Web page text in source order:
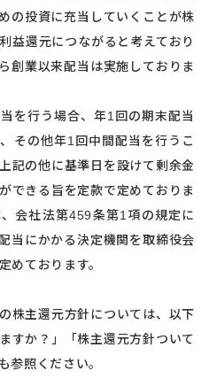
の投資に充当していくことが株
益還元につながると考えており
創業以来配当は実施しておりま
を行う場合、年1回の期末配当
その他年1回中間配当を行うこ
記の他に基準日を設けて剰余金
できる旨を定款で定めておりま
会社法第459条第1項の規定に
当にかかる決定機関を取締役会
めております。
株主還元方針については、以下
すか？」「株主還元方針ついて
参照ください。